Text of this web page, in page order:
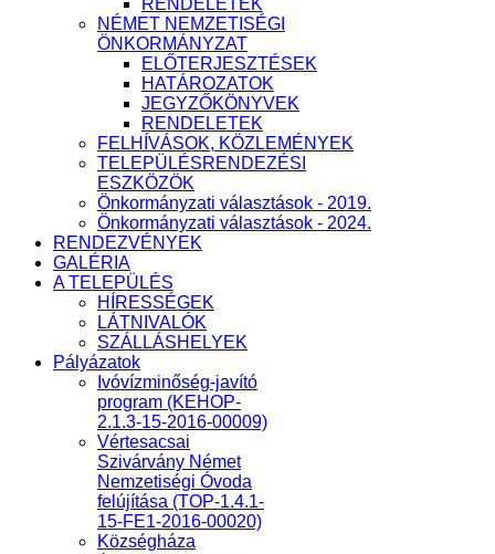
RENDELETEK
NÉMET NEMZETISÉGI
ÖNKORMÁNYZAT
ELŐTERJESZTÉSEK
HATÁROZATOK
JEGYZŐKÖNYVEK
RENDELETEK
FELHÍVÁSOK, KÖZLEMÉNYEK
TELEPÜLÉSRENDEZÉSI
ESZKÖZÖK
Önkormányzati választások - 2019.
Önkormányzati választások - 2024.
RENDEZVÉNYEK
GALÉRIA
A TELEPÜLÉS
HÍRESSÉGEK
LÁTNIVALÓK
SZÁLLÁSHELYEK
Pályázatok
Ivóvízminőség-javító
program (KEHOP-
2.1.3-15-2016-00009)
Vértesacsai
Szivárvány Német
Nemzetiségi Óvoda
felújítása (TOP-1.4.1-
15-FE1-2016-00020)
Községháza